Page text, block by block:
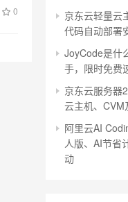
0
京东云轻量云
代码自动部署
JoyCode是什
手，限时免费
京东云服务器
云主机、
阿里云AI
人版、AI节省
动